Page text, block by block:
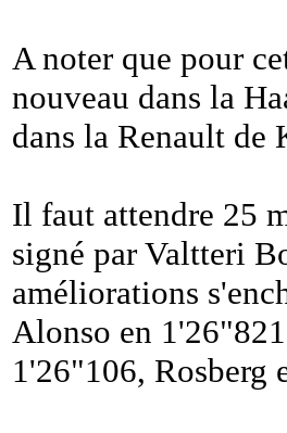
A noter que pour
nouveau dans la
dans la Renault de
Il faut attendre 25
signé par Valtteri
améliorations
Alonso en
1'26"106, Rosberg